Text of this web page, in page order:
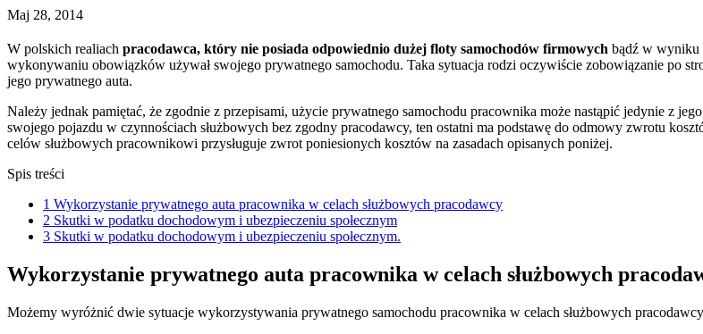
Maj 28, 2014
W polskich realiach pracodawca, który nie posiada odpowiednio dużej floty samochodów firmowych bądź w wyniku
wykonywaniu obowiązków używał swojego prywatnego samochodu. Taka sytuacja rodzi oczywiście zobowiązanie po
jego prywatnego auta.
Należy jednak pamiętać, że zgodnie z przepisami, użycie prywatnego samochodu pracownika może nastąpić jedynie z
swojego pojazdu w czynnościach służbowych bez zgodny pracodawcy, ten ostatni ma podstawę do odmowy zwrotu
celów służbowych pracownikowi przysługuje zwrot poniesionych kosztów na zasadach opisanych poniżej.
Spis treści
1 Wykorzystanie prywatnego auta pracownika w celach służbowych pracodawcy
2 Skutki w podatku dochodowym i ubezpieczeniu społecznym
3 Skutki w podatku dochodowym i ubezpieczeniu społecznym.
Wykorzystanie prywatnego auta pracownika w celach służbowych
Możemy wyróżnić dwie sytuacje wykorzystywania prywatnego samochodu pracownika w celach służbowych